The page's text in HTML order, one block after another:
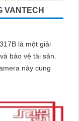
VANTECH
là một giải
bảo vệ tài sản.
này cung